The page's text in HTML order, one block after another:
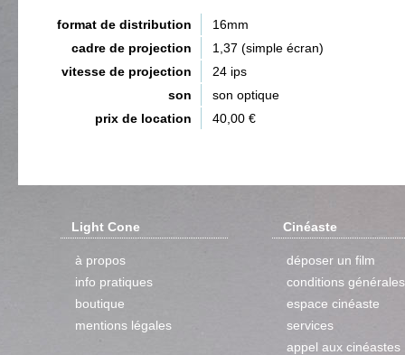
format de distribution
16mm
cadre de projection
1,37 (simple écran)
vitesse de projection
24 ips
son
son optique
prix de location
40,00 €
Light Cone
à propos
info pratiques
boutique
mentions légales
Cinéaste
déposer un film
conditions générales
espace cinéaste
services
appel aux cinéastes